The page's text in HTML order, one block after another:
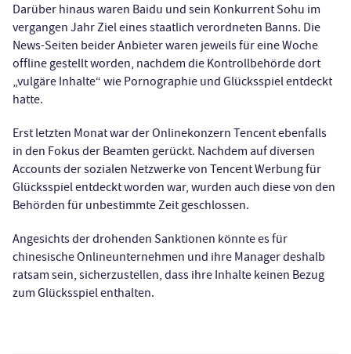
Darüber hinaus waren Baidu und sein Konkurrent Sohu im
vergangen Jahr Ziel eines staatlich verordneten Banns. Die
News-Seiten beider Anbieter waren jeweils für eine Woche
offline gestellt worden, nachdem die Kontrollbehörde dort
„vulgäre Inhalte“ wie Pornographie und Glücksspiel entdeckt
hatte.
Erst letzten Monat war der Onlinekonzern Tencent ebenfalls
in den Fokus der Beamten gerückt. Nachdem auf diversen
Accounts der sozialen Netzwerke von Tencent Werbung für
Glücksspiel entdeckt worden war, wurden auch diese von den
Behörden für unbestimmte Zeit geschlossen.
Angesichts der drohenden Sanktionen könnte es für
chinesische Onlineunternehmen und ihre Manager deshalb
ratsam sein, sicherzustellen, dass ihre Inhalte keinen Bezug
zum Glücksspiel enthalten.